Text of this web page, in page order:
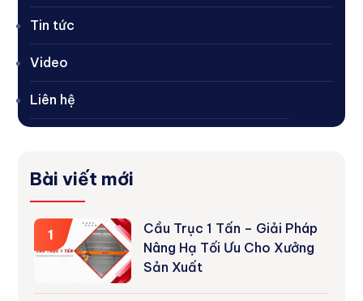
Tin tức
Video
Liên hệ
Bài viết mới
1
Cầu Trục 1 Tấn – Giải Pháp
Nâng Hạ Tối Ưu Cho Xưởng
Sản Xuất